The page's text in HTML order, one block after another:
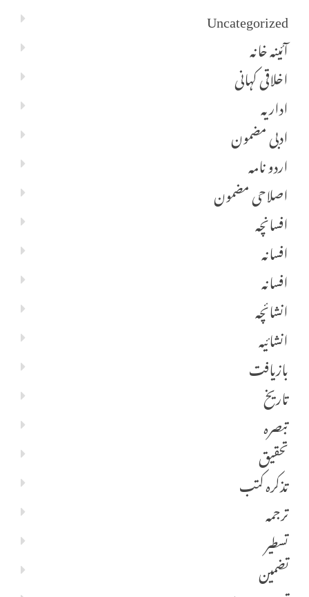
Uncategorized
آئینہ خانہ
اخلاقی کہانی
اداریہ
ادبی مضمون
اردو نامہ
اصلاحی مضمون
افسانچہ
افسانہ
افسانہ
انشائچہ
انشائیہ
بازیافت
تاریخ
تبصرہ
تحقیق
تذکرہ کتب
ترجمہ
تسطیر
تضمین